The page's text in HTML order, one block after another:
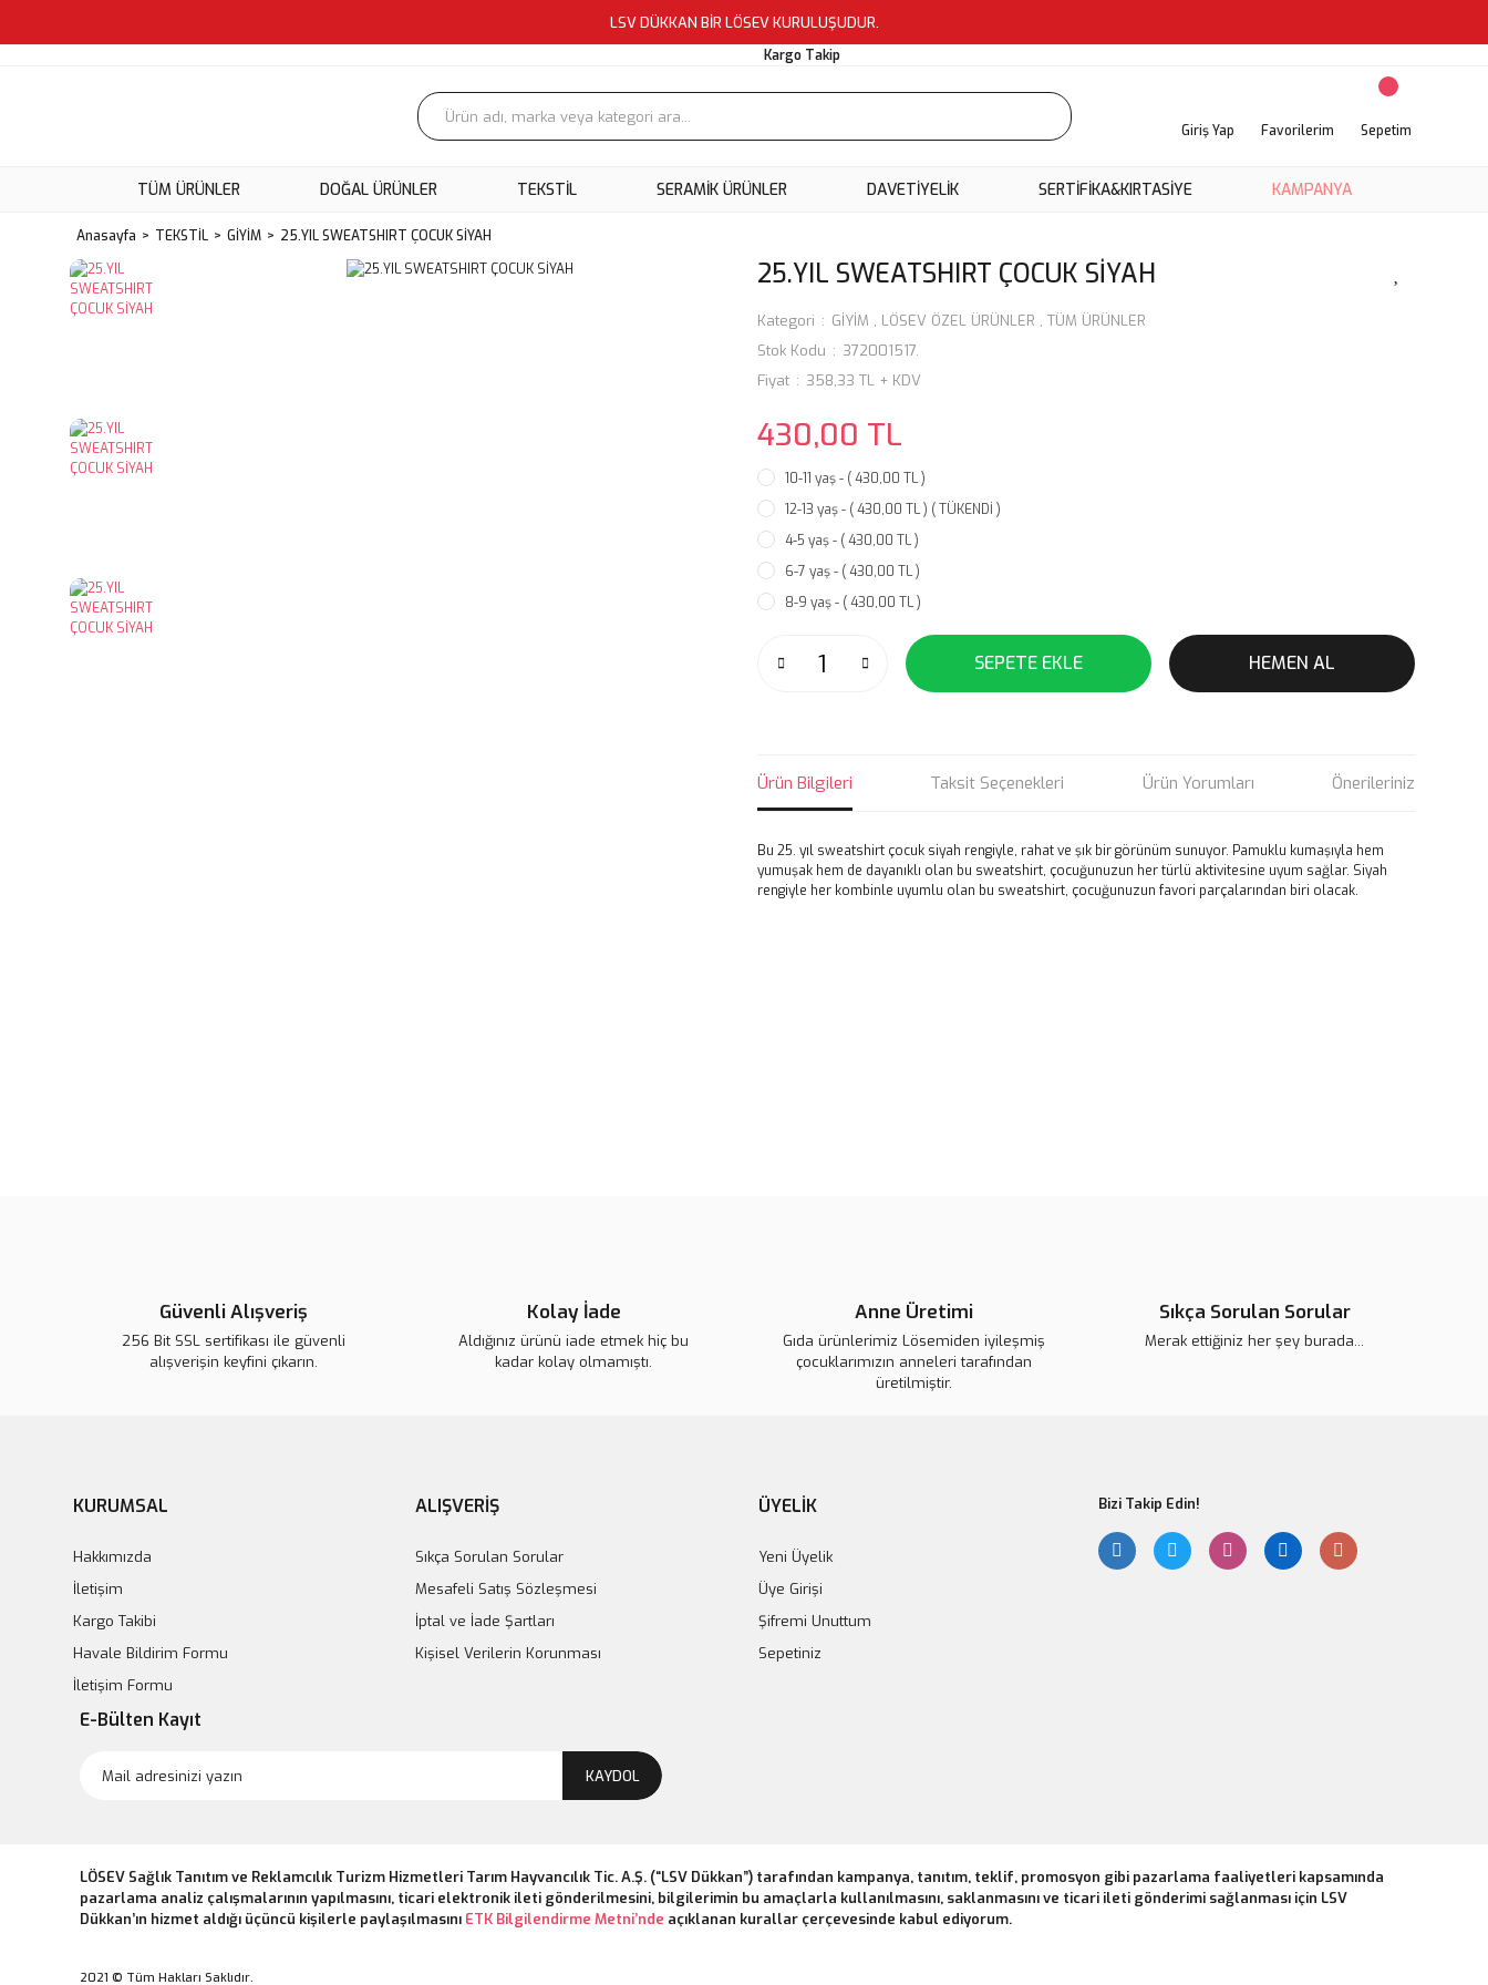
LSV DÜKKAN BİR LÖSEV KURULUŞUDUR.
Kargo Takip
Giriş Yap Favorilerim Sepetim
TÜM ÜRÜNLER DOĞAL ÜRÜNLER TEKSTİL SERAMİK ÜRÜNLER DAVETİYELİK SERTİFİKA&KIRTASİYE KAMPANYA
Anasayfa TEKSTİL GİYİM 25.YIL SWEATSHIRT ÇOCUK SİYAH
25.YIL SWEATSHIRT ÇOCUK SİYAH
Kategori GİYİM , LÖSEV ÖZEL ÜRÜNLER , TÜM ÜRÜNLER
Stok Kodu
372001517.
Fiyat
358,33 TL + KDV
430,00 TL
10-11 yaş - ( 430,00 TL )
12-13 yaş - ( 430,00 TL ) ( TÜKENDİ )
4-5 yaş - ( 430,00 TL )
6-7 yaş - ( 430,00 TL )
8-9 yaş - ( 430,00 TL )
SEPETE EKLE HEMEN AL
Ürün Bilgileri Taksit Seçenekleri Ürün Yorumları Önerileriniz
Bu 25. yıl sweatshirt çocuk siyah rengiyle, rahat ve şık bir görünüm sunuyor. Pamuklu kumaşıyla hem
yumuşak hem de dayanıklı olan bu sweatshirt, çocuğunuzun her türlü aktivitesine uyum sağlar. Siyah
rengiyle her kombinle uyumlu olan bu sweatshirt, çocuğunuzun favori parçalarından biri olacak.
Güvenli Alışveriş
256 Bit SSL sertifikası ile güvenli
alışverişin keyfini çıkarın.
Kolay İade
Aldığınız ürünü iade etmek hiç bu
kadar kolay olmamıştı.
Anne Üretimi
Gıda ürünlerimiz Lösemiden iyileşmiş
çocuklarımızın anneleri tarafından
üretilmiştir.
Sıkça Sorulan Sorular
Merak ettiğiniz her şey burada...
KURUMSAL
Hakkımızda
İletişim
Kargo Takibi
Havale Bildirim Formu
İletişim Formu
ALIŞVERİŞ
Sıkça Sorulan Sorular
Mesafeli Satış Sözleşmesi
İptal ve İade Şartları
Kişisel Verilerin Korunması
ÜYELİK
Yeni Üyelik
Üye Girişi
Şifremi Unuttum
Sepetiniz
Bizi Takip Edin!
E-Bülten Kayıt
KAYDOL
LÖSEV Sağlık Tanıtım ve Reklamcılık Turizm Hizmetleri Tarım Hayvancılık Tic. A.Ş. (“LSV Dükkan”) tarafından kampanya, tanıtım, teklif, promosyon gibi pazarlama faaliyetleri kapsamında
pazarlama analiz çalışmalarının yapılmasını, ticari elektronik ileti gönderilmesini, bilgilerimin bu amaçlarla kullanılmasını, saklanmasını ve ticari ileti gönderimi sağlanması için LSV
Dükkan’ın hizmet aldığı üçüncü kişilerle paylaşılmasını ETK Bilgilendirme Metni’nde açıklanan kurallar çerçevesinde kabul ediyorum.
2021 © Tüm Hakları Saklıdır.